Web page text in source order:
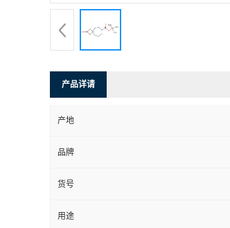
产品详请
产地
品牌
货号
用途